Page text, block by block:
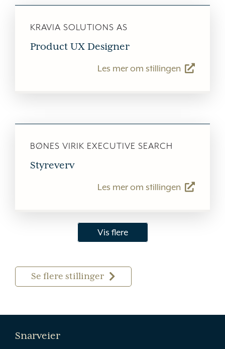
KRAVIA SOLUTIONS AS
Product UX Designer
Les mer om stillingen
BØNES VIRIK EXECUTIVE SEARCH
Styreverv
Les mer om stillingen
Vis flere
Se flere stillinger
Snarveier